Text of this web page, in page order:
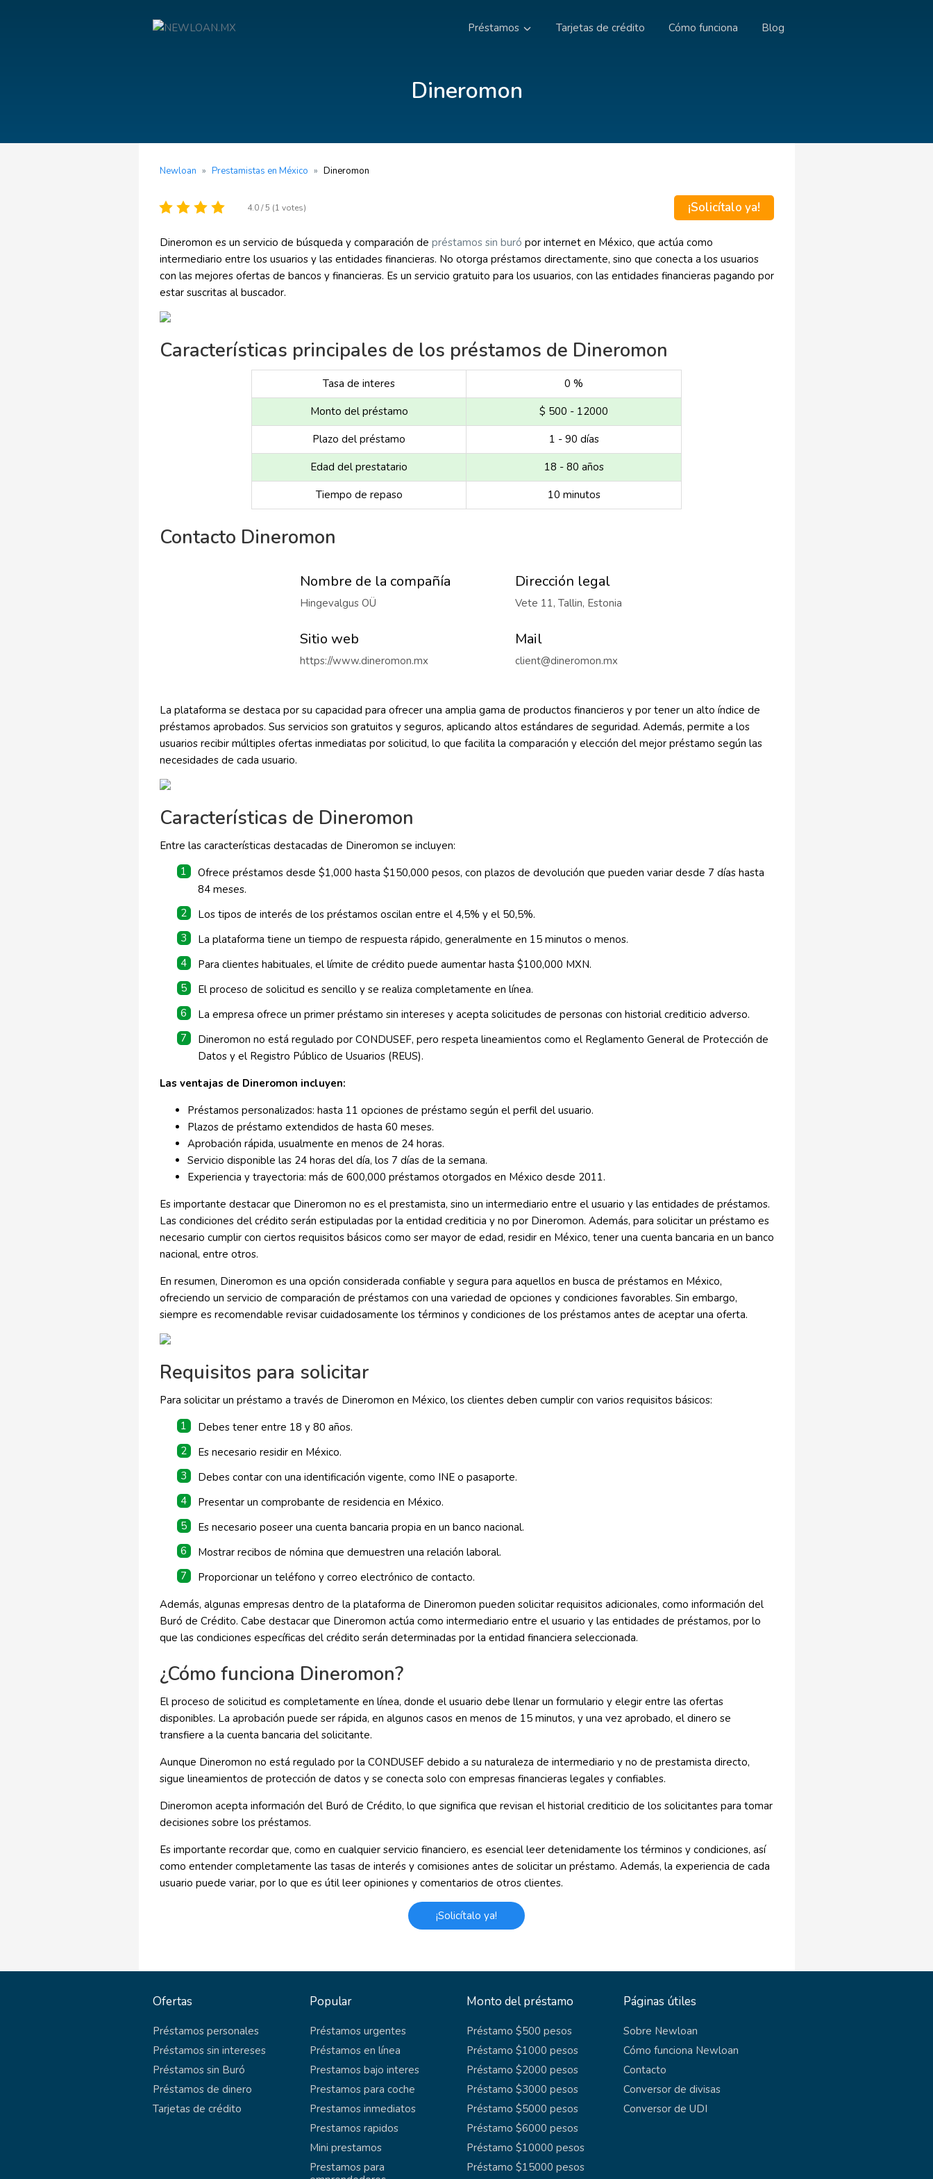
Préstamos Tarjetas de crédito Cómo funciona Blog
Dineromon
Newloan » Prestamistas en México » Dineromon
4.0 / 5 (1 votes) ¡Solicítalo ya!
Dineromon es un servicio de búsqueda y comparación de préstamos sin buró por internet en México, que actúa como
intermediario entre los usuarios y las entidades financieras. No otorga préstamos directamente, sino que conecta a los usuarios
con las mejores ofertas de bancos y financieras. Es un servicio gratuito para los usuarios, con las entidades financieras pagando por
estar suscritas al buscador.
Características principales de los préstamos de Dineromon
Tasa de interes
0 %
Monto del préstamo
$ 500 - 12000
Plazo del préstamo
1 - 90 días
Edad del prestatario
18 - 80 años
Tiempo de repaso
10 minutos
Contacto Dineromon
Nombre de la compañía
Hingevalgus OÜ
Dirección legal
Vete 11, Tallin, Estonia
Sitio web
https://www.dineromon.mx
Mail
client@dineromon.mx
La plataforma se destaca por su capacidad para ofrecer una amplia gama de productos financieros y por tener un alto índice de
préstamos aprobados. Sus servicios son gratuitos y seguros, aplicando altos estándares de seguridad. Además, permite a los
usuarios recibir múltiples ofertas inmediatas por solicitud, lo que facilita la comparación y elección del mejor préstamo según las
necesidades de cada usuario.
Características de Dineromon
Entre las características destacadas de Dineromon se incluyen:
Ofrece préstamos desde $1,000 hasta $150,000 pesos, con plazos de devolución que pueden variar desde 7 días hasta
84 meses.
Los tipos de interés de los préstamos oscilan entre el 4,5% y el 50,5%.
La plataforma tiene un tiempo de respuesta rápido, generalmente en 15 minutos o menos.
Para clientes habituales, el límite de crédito puede aumentar hasta $100,000 MXN.
El proceso de solicitud es sencillo y se realiza completamente en línea.
La empresa ofrece un primer préstamo sin intereses y acepta solicitudes de personas con historial crediticio adverso.
Dineromon no está regulado por CONDUSEF, pero respeta lineamientos como el Reglamento General de Protección de
Datos y el Registro Público de Usuarios (REUS).
Las ventajas de Dineromon incluyen:
Préstamos personalizados: hasta 11 opciones de préstamo según el perfil del usuario.
Plazos de préstamo extendidos de hasta 60 meses.
Aprobación rápida, usualmente en menos de 24 horas.
Servicio disponible las 24 horas del día, los 7 días de la semana.
Experiencia y trayectoria: más de 600,000 préstamos otorgados en México desde 2011.
Es importante destacar que Dineromon no es el prestamista, sino un intermediario entre el usuario y las entidades de préstamos.
Las condiciones del crédito serán estipuladas por la entidad crediticia y no por Dineromon. Además, para solicitar un préstamo es
necesario cumplir con ciertos requisitos básicos como ser mayor de edad, residir en México, tener una cuenta bancaria en un banco
nacional, entre otros.
En resumen, Dineromon es una opción considerada confiable y segura para aquellos en busca de préstamos en México,
ofreciendo un servicio de comparación de préstamos con una variedad de opciones y condiciones favorables. Sin embargo,
siempre es recomendable revisar cuidadosamente los términos y condiciones de los préstamos antes de aceptar una oferta.
Requisitos para solicitar
Para solicitar un préstamo a través de Dineromon en México, los clientes deben cumplir con varios requisitos básicos:
Debes tener entre 18 y 80 años.
Es necesario residir en México.
Debes contar con una identificación vigente, como INE o pasaporte.
Presentar un comprobante de residencia en México.
Es necesario poseer una cuenta bancaria propia en un banco nacional.
Mostrar recibos de nómina que demuestren una relación laboral.
Proporcionar un teléfono y correo electrónico de contacto.
Además, algunas empresas dentro de la plataforma de Dineromon pueden solicitar requisitos adicionales, como información del
Buró de Crédito. Cabe destacar que Dineromon actúa como intermediario entre el usuario y las entidades de préstamos, por lo
que las condiciones específicas del crédito serán determinadas por la entidad financiera seleccionada.
¿Cómo funciona Dineromon?
El proceso de solicitud es completamente en línea, donde el usuario debe llenar un formulario y elegir entre las ofertas
disponibles. La aprobación puede ser rápida, en algunos casos en menos de 15 minutos, y una vez aprobado, el dinero se
transfiere a la cuenta bancaria del solicitante.
Aunque Dineromon no está regulado por la CONDUSEF debido a su naturaleza de intermediario y no de prestamista directo,
sigue lineamientos de protección de datos y se conecta solo con empresas financieras legales y confiables.
Dineromon acepta información del Buró de Crédito, lo que significa que revisan el historial crediticio de los solicitantes para tomar
decisiones sobre los préstamos.
Es importante recordar que, como en cualquier servicio financiero, es esencial leer detenidamente los términos y condiciones, así
como entender completamente las tasas de interés y comisiones antes de solicitar un préstamo. Además, la experiencia de cada
usuario puede variar, por lo que es útil leer opiniones y comentarios de otros clientes.
¡Solicítalo ya!
Ofertas
Préstamos personales
Préstamos sin intereses
Préstamos sin Buró
Préstamos de dinero
Tarjetas de crédito
Popular
Préstamos urgentes
Préstamos en línea
Prestamos bajo interes
Prestamos para coche
Prestamos inmediatos
Prestamos rapidos
Mini prestamos
Prestamos para
Monto del préstamo
Préstamo $500 pesos
Préstamo $1000 pesos
Préstamo $2000 pesos
Préstamo $3000 pesos
Préstamo $5000 pesos
Préstamo $6000 pesos
Préstamo $10000 pesos
Préstamo $15000 pesos
Páginas útiles
Sobre Newloan
Cómo funciona Newloan
Contacto
Conversor de divisas
Conversor de UDI